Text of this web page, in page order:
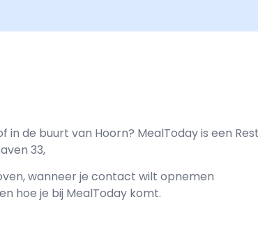
in de buurt van Hoorn? MealToday is een
33,
wanneer je contact wilt opnemen
hoe je bij MealToday komt.